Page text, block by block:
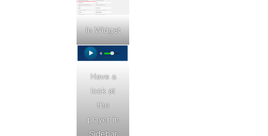
In Widget
Have a
look at
the
player in
Sidebar